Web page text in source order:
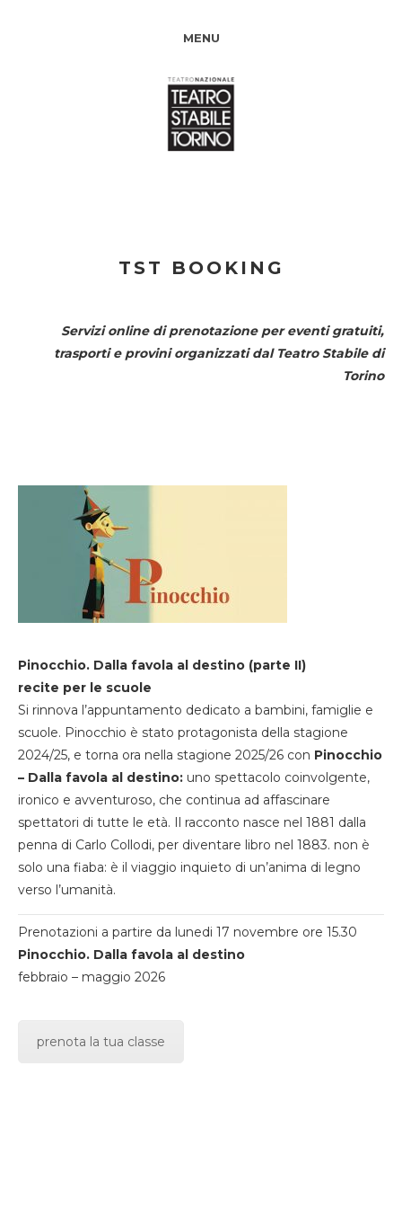
MENU
TST BOOKING
Servizi online di prenotazione per eventi gratuiti,
trasporti e provini organizzati dal Teatro Stabile di
Torino
Pinocchio. Dalla favola al destino (parte II)
recite per le scuole
Si rinnova l’appuntamento dedicato a bambini, famiglie e
scuole. Pinocchio è stato protagonista della stagione
2024/25, e torna ora nella stagione 2025/26 con Pinocchio
– Dalla favola al destino: uno spettacolo coinvolgente,
ironico e avventuroso, che continua ad affascinare
spettatori di tutte le età. Il racconto nasce nel 1881 dalla
penna di Carlo Collodi, per diventare libro nel 1883. non è
solo una fiaba: è il viaggio inquieto di un’anima di legno
verso l’umanità.
Prenotazioni a partire da lunedi 17 novembre ore 15.30
Pinocchio. Dalla favola al destino
febbraio – maggio 2026
prenota la tua classe